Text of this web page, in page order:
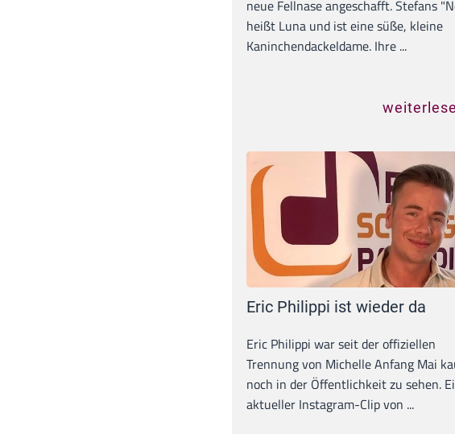
neue Fellnase angeschafft. Stefans
heißt Luna und ist eine süße, kleine
Kaninchendackeldame. Ihre ...
Eric Philippi ist wieder da
Eric Philippi war seit der offiziellen
Trennung von Michelle Anfang Mai
noch in der Öffentlichkeit zu sehen.
aktueller Instagram-Clip von ...